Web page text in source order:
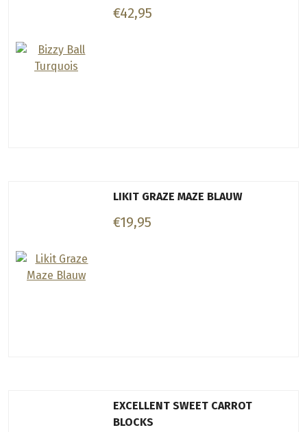
€42,95
LIKIT GRAZE MAZE BLAUW
€19,95
EXCELLENT SWEET CARROT
BLOCKS